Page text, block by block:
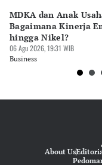
Editor
Pingit Aria
Editor
Tanayastri Dini
MDKA dan Anak
Bagaimana Kinerja
hingga Nikel?
06 Agu 2026, 19:31 WIB
Business
About Us